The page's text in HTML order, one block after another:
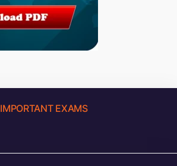
IMPORTANT EXAMS